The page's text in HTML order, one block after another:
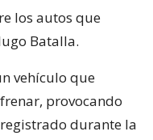
los autos que
Batalla.
vehículo que
provocando
durante la